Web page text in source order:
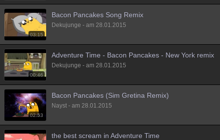
03:15
Bacon Pancakes Song Remix
Dekujunge - am 28.01.2015
00:46
Adventure Time - Bacon Pancakes - New York remix
Dekujunge - am 28.01.2015
02:53
Bacon Pancakes (Sim Gretina Remix)
Nayst - am 28.01.2015
the best scream in Adventure Time